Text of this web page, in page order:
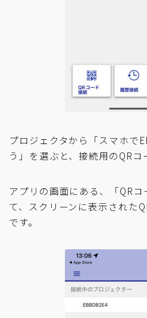
プロジェクタから「スマホで
う」を選ぶと、接続用のQRコ
アプリの画面にある、「QR
て、スクリーンに表示された
です。